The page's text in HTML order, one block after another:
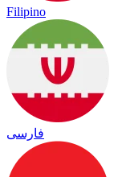
Filipino
فارسی